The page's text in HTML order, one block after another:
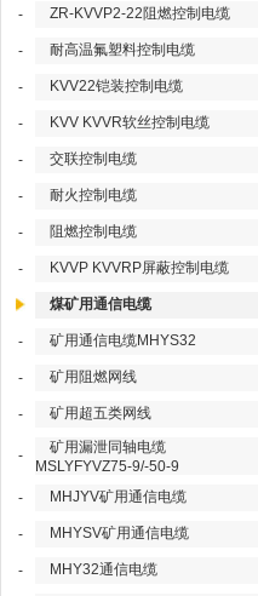
- ZR-KVVP2-22阻燃控制电缆
- 耐高温氟塑料控制电缆
- KVV22铠装控制电缆
- KVV KVVR软丝控制电缆
- 交联控制电缆
- 耐火控制电缆
- 阻燃控制电缆
- KVVP KVVRP屏蔽控制电缆
煤矿用通信电缆
- 矿用通信电缆MHYS32
- 矿用阻燃网线
- 矿用超五类网线
-
矿用漏泄同轴电缆
MSLYFYVZ75-9/-50-9
-
MHJYV矿用通信电缆
- MHYSV矿用通信电缆
- MHY32通信电缆